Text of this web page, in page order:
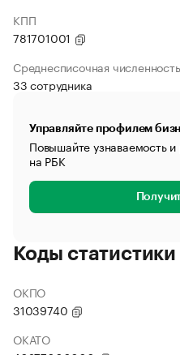
КПП
781701001
Среднесписочная численность
33 сотрудника
Управляйте профилем
Повышайте узнаваемость
на РБК
Коды статистики
ОКПО
31039740
ОКАТО